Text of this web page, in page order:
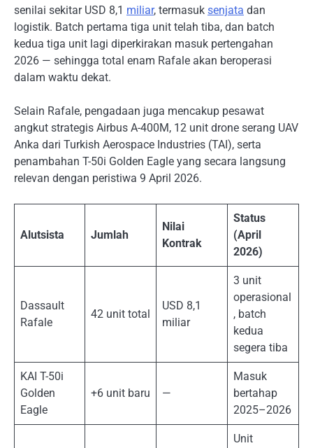
senilai sekitar USD 8,1 miliar, termasuk senjata dan
logistik. Batch pertama tiga unit telah tiba, dan batch
kedua tiga unit lagi diperkirakan masuk pertengahan
2026 — sehingga total enam Rafale akan beroperasi
dalam waktu dekat.
Selain Rafale, pengadaan juga mencakup pesawat
angkut strategis Airbus A-400M, 12 unit drone serang UAV
Anka dari Turkish Aerospace Industries (TAI), serta
penambahan T-50i Golden Eagle yang secara langsung
relevan dengan peristiwa 9 April 2026.
Alutsista Jumlah
Nilai
Kontrak
Status
(April
2026)
Dassault
Rafale
42 unit total
USD 8,1
miliar
3 unit
operasional
, batch
kedua
segera tiba
KAI T-50i
Golden
Eagle
+6 unit baru —
Masuk
bertahap
2025–2026
Unit